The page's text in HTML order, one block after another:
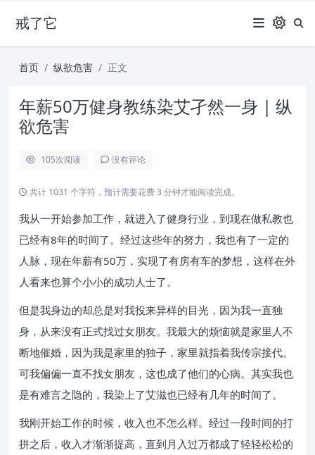
戒了它
首页 纵欲危害 正文
年薪50万健身教练染艾孑然一身 | 纵
欲危害
105次阅读 没有评论
共计 1031 个字符，预计需要花费 3 分钟才能阅读完成。
我从一开始参加工作，就进入了健身行业，到现在做私教也
已经有8年的时间了。经过这些年的努力，我也有了一定的
人脉，现在年薪有50万，实现了有房有车的梦想，这样在外
人看来也算个小小的成功人士了。
但是我身边的却总是对我投来异样的目光，因为我一直独
身，从来没有正式找过女朋友。我最大的烦恼就是家里人不
断地催婚，因为我是家里的独子，家里就指着我传宗接代。
可我偏偏一直不找女朋友，这也成了他们的心病。其实我也
是有难言之隐的，我染上了艾滋也已经有几年的时间了。
我刚开始工作的时候，收入也不怎么样。经过一段时间的打
拼之后，收入才渐渐提高，直到月入过万都成了轻轻松松的